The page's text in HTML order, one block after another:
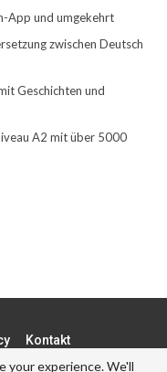
App und umgekehrt
zwischen Deutsch
Geschichten und
A2 mit über 5000
Kontakt
your experience. We'll